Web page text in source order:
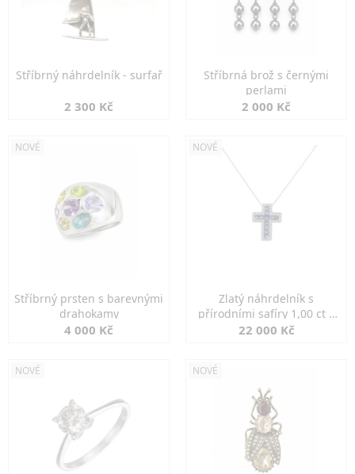
Stříbrný náhrdelník - surfař
2 300 Kč
Stříbrná brož s černými
perlami
2 000 Kč
NOVÉ
Stříbrný prsten s barevnými
drahokamy
4 000 Kč
NOVÉ
Zlatý náhrdelník s
přírodními safíry 1,00 ct a
diamanty
22 000 Kč
NOVÉ NOVÉ